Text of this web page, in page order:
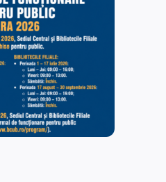
„Carol I” este o
complexă, fiind formată din